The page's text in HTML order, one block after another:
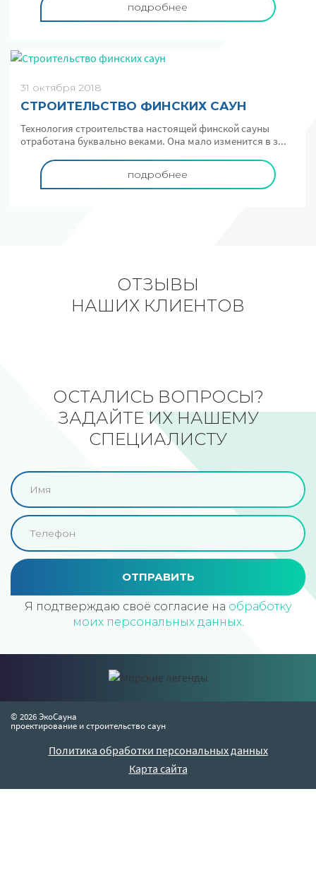
подробнее
31 октября 2018
СТРОИТЕЛЬСТВО ФИНСКИХ САУН
Технология строительства настоящей финской сауны
отработана буквально веками. Она мало изменится в з...
подробнее
ОТЗЫВЫ
НАШИХ КЛИЕНТОВ
ОСТАЛИСЬ ВОПРОСЫ?
ЗАДАЙТЕ ИХ НАШЕМУ
СПЕЦИАЛИСТУ
ОТПРАВИТЬ
Я подтверждаю своё согласие на обработку
моих персональных данных.
© 2026 ЭкоСауна
проектирование и строительство саун
Политика обработки персональных данных
Карта сайта